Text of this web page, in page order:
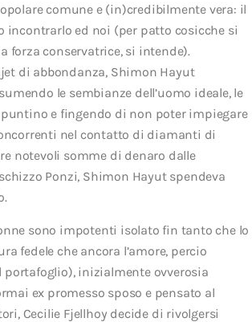
comune e (in)credibilmente vera: il
incontrarlo ed noi (per patto cosicche si
forza conservatrice, si intende).
di abbondanza, Shimon Hayut
le sembianze dell’uomo ideale, le
e fingendo di non poter impiegare
nel contatto di diamanti di
notevoli somme di denaro dalle
Ponzi, Shimon Hayut spendeva
sono impotenti isolato fin tanto che lo
fedele che ancora l’amore, percio
inizialmente ovverosia
ex promesso sposo e pensato al
Cecilie Fjellhoy decide di rivolgersi